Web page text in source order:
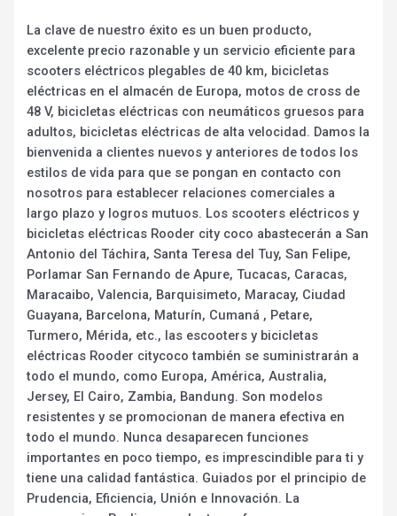
La clave de nuestro éxito es un buen producto,
excelente precio razonable y un servicio eficiente para
scooters eléctricos plegables de 40 km, bicicletas
eléctricas en el almacén de Europa, motos de cross de
48 V, bicicletas eléctricas con neumáticos gruesos para
adultos, bicicletas eléctricas de alta velocidad. Damos la
bienvenida a clientes nuevos y anteriores de todos los
estilos de vida para que se pongan en contacto con
nosotros para establecer relaciones comerciales a
largo plazo y logros mutuos. Los scooters eléctricos y
bicicletas eléctricas Rooder city coco abastecerán a San
Antonio del Táchira, Santa Teresa del Tuy, San Felipe,
Porlamar San Fernando de Apure, Tucacas, Caracas,
Maracaibo, Valencia, Barquisimeto, Maracay, Ciudad
Guayana, Barcelona, Maturín, Cumaná , Petare,
Turmero, Mérida, etc., las escooters y bicicletas
eléctricas Rooder citycoco también se suministrarán a
todo el mundo, como Europa, América, Australia,
Jersey, El Cairo, Zambia, Bandung. Son modelos
resistentes y se promocionan de manera efectiva en
todo el mundo. Nunca desaparecen funciones
importantes en poco tiempo, es imprescindible para ti y
tiene una calidad fantástica. Guiados por el principio de
Prudencia, Eficiencia, Unión e Innovación. La